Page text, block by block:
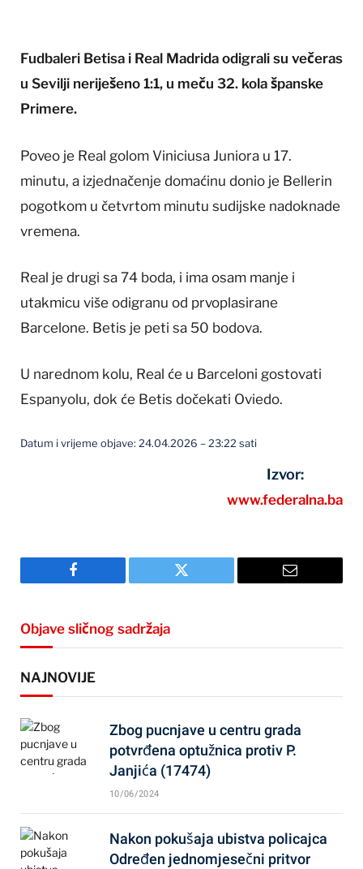
Fudbaleri Betisa i Real Madrida odigrali su večeras
u Sevilji neriješeno 1:1, u meču 32. kola španske
Primere.
Poveo je Real golom Viniciusa Juniora u 17.
minutu, a izjednačenje domaćinu donio je Bellerin
pogotkom u četvrtom minutu sudijske nadoknade
vremena.
Real je drugi sa 74 boda, i ima osam manje i
utakmicu više odigranu od prvoplasirane
Barcelone. Betis je peti sa 50 bodova.
U narednom kolu, Real će u Barceloni gostovati
Espanyolu, dok će Betis dočekati Oviedo.
Datum i vrijeme objave: 24.04.2026 – 23:22 sati
Izvor:
www.federalna.ba
Facebook Twitter Email
Objave sličnog sadržaja
NAJNOVIJE
Zbog pucnjave u centru grada
potvrđena optužnica protiv P.
Janjića (17474)
10/06/2024
Nakon pokušaja ubistva policajca
Određen jednomjesečni pritvor